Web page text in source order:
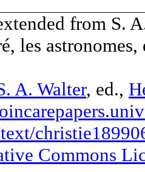
from S.
les
A. Walter, ed.,